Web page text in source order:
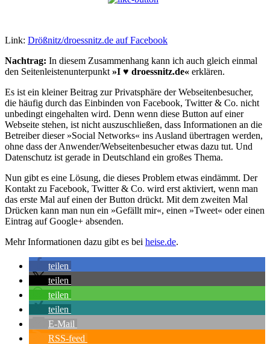
Link: Drößnitz/droessnitz.de auf Facebook
Nachtrag: In diesem Zusammenhang kann ich auch gleich einmal
den Seitenleistenunterpunkt »I ♥ droessnitz.de« erklären.
Es ist ein kleiner Beitrag zur Privatsphäre der Webseitenbesucher,
die häufig durch das Einbinden von Facebook, Twitter & Co. nicht
unbedingt eingehalten wird. Denn wenn diese Button auf einer
Webseite stehen, ist nicht auszuschließen, dass Informationen an die
Betreiber dieser »Social Networks« ins Ausland übertragen werden,
ohne dass der Anwender/Webseitenbesucher etwas dazu tut. Und
Datenschutz ist gerade in Deutschland ein großes Thema.
Nun gibt es eine Lösung, die dieses Problem etwas eindämmt. Der
Kontakt zu Facebook, Twitter & Co. wird erst aktiviert, wenn man
das erste Mal auf einen der Button drückt. Mit dem zweiten Mal
Drücken kann man nun ein »Gefällt mir«, einen »Tweet« oder einen
Eintrag auf Google+ absenden.
Mehr Informationen dazu gibt es bei heise.de.
teilen
teilen
teilen
teilen
E-Mail
RSS-feed